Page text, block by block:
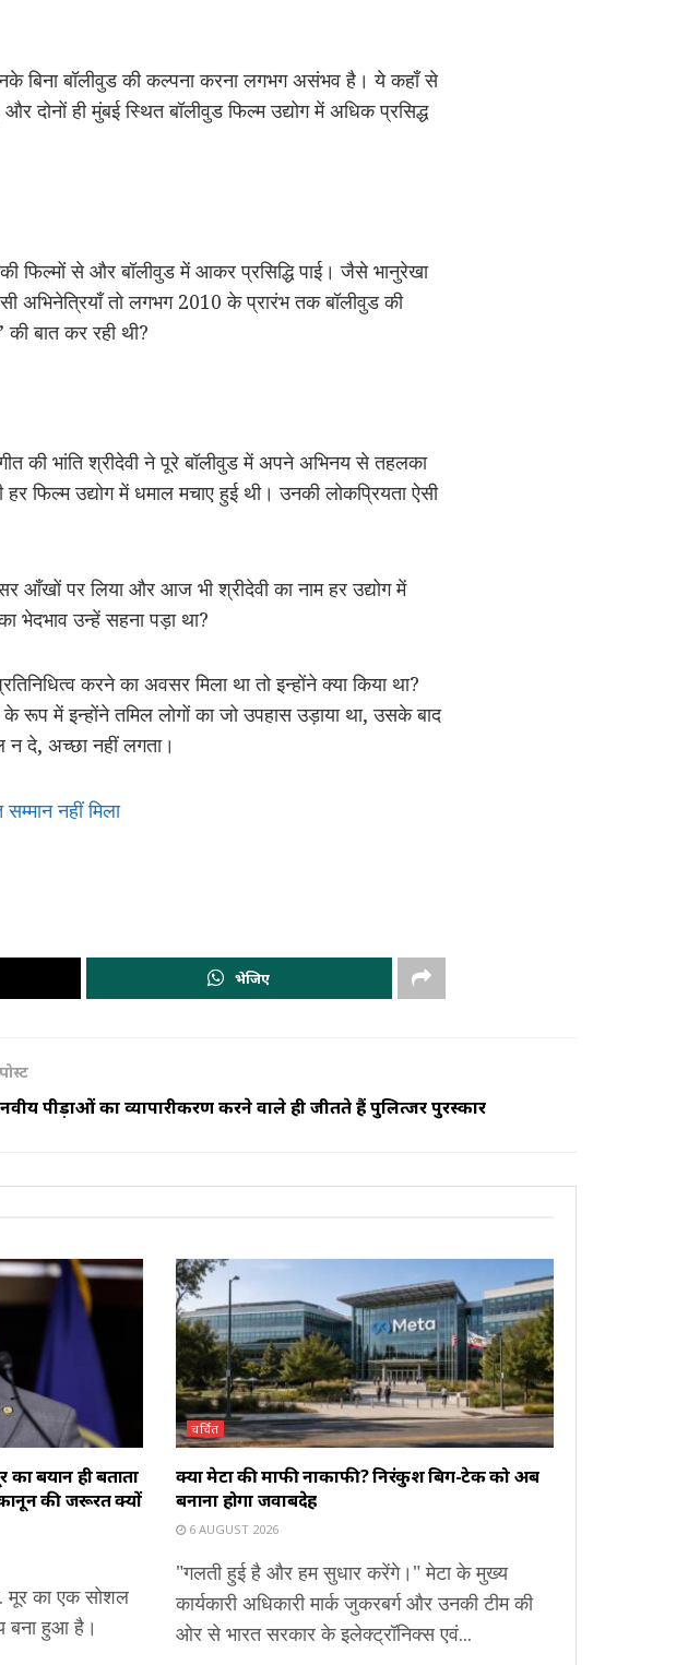
बिना बॉलीवुड की कल्पना करना लगभग असंभव है। ये कहाँ से
ही मुंबई स्थित बॉलीवुड फिल्म उद्योग में अधिक प्रसिद्ध
की फिल्मों से और बॉलीवुड में आकर प्रसिद्धि पाई। जैसे भानुरेखा
अभिनेत्रियाँ तो लगभग 2010 के प्रारंभ तक बॉलीवुड की
की बात कर रही थी?
की भांति श्रीदेवी ने पूरे बॉलीवुड में अपने अभिनय से तहलका
फिल्म उद्योग में धमाल मचाए हुई थी। उनकी लोकप्रियता ऐसी
आँखों पर लिया और आज भी श्रीदेवी का नाम हर उद्योग में
भेदभाव उन्हें सहना पड़ा था?
करने का अवसर मिला था तो इन्होंने क्या किया था?
रूप में इन्होंने तमिल लोगों का जो उपहास उड़ाया था, उसके बाद
न दे, अच्छा नहीं लगता।
नहीं मिला
भेजिए
पीड़ाओं का व्यापारीकरण करने वाले ही जीतते हैं पुलित्जर पुरस्कार
बयान ही बताता
की जरूरत क्यों
मूर का एक सोशल
बना हुआ है।
चर्चित
क्या मेटा की माफी नाकाफी? निरंकुश बिग-टेक को अब
बनाना होगा जवाबदेह
6 AUGUST 2026
"गलती हुई है और हम सुधार करेंगे।" मेटा के मुख्य
कार्यकारी अधिकारी मार्क जुकरबर्ग और उनकी टीम की
ओर से भारत सरकार के इलेक्ट्रॉनिक्स एवं...